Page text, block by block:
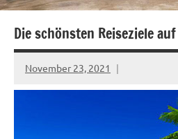
Die schönsten Reiseziele
November 23, 2021
Keine
Kommentare